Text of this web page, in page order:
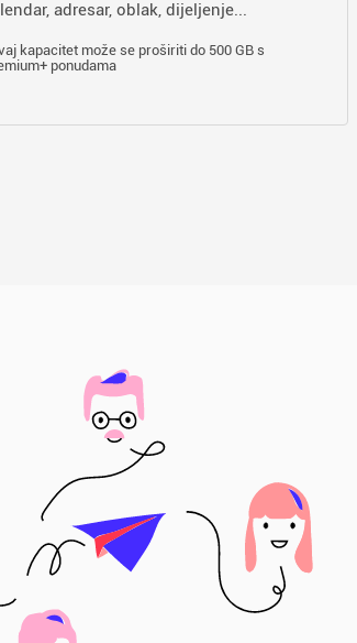
adresar, oblak, dijeljenje...
kapacitet može se proširiti do 500 GB s
ponudama